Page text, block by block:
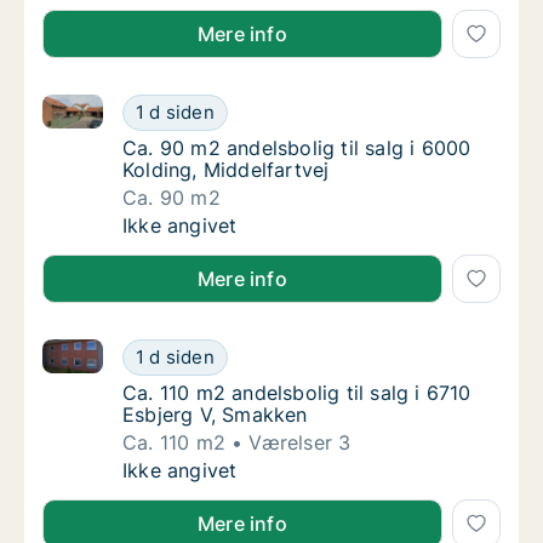
Mere info
Ca. 90 m2 andelsbolig til salg i 6000
1 d siden
Ca. 90 m2 andelsbolig til salg i 6000 Kolding,
Ca. 90 m2 andelsbolig til salg i 6000
Ca. 90 m2 andelsbolig til salg i 6000
Kolding, Middelfartvej
Ca. 90 m2
Ca. 90 m2 andelsbolig til salg i 6000
Ikke angivet
Mere info
Ca. 110 m2 andelsbolig til salg i 6710
1 d siden
Ca. 110 m2 andelsbolig til salg i 6710 Esbjerg V,
Ca. 110 m2 andelsbolig til salg i 6710
Ca. 110 m2 andelsbolig til salg i 6710
Esbjerg V, Smakken
Ca. 110 m2
Værelser 3
Ca. 110 m2 andelsbolig til salg i 6710
Ikke angivet
Mere info